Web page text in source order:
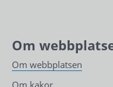
Om
Om webbplatsen